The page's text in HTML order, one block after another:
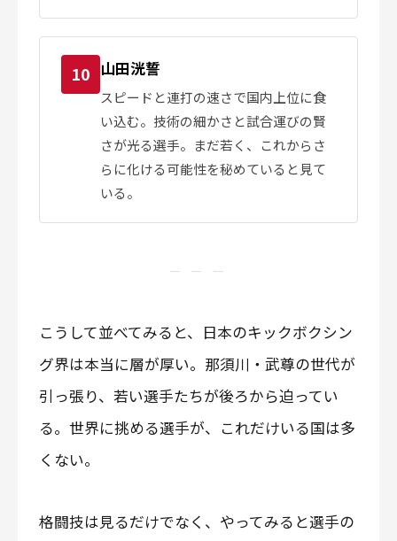
10 山田洸誓
スピードと連打の速さで国内上位に食
い込む。技術の細かさと試合運びの賢
さが光る選手。まだ若く、これからさ
らに化ける可能性を秘めていると見て
いる。
— — —
こうして並べてみると、日本のキックボクシン
グ界は本当に層が厚い。那須川・武尊の世代が
引っ張り、若い選手たちが後ろから迫ってい
る。世界に挑める選手が、これだけいる国は多
くない。
格闘技は見るだけでなく、やってみると選手の